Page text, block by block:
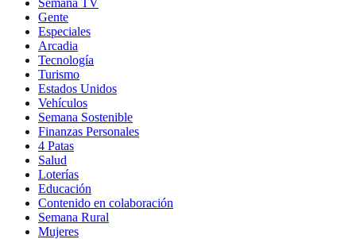
Gente
Especiales
Arcadia
Tecnología
Turismo
Estados Unidos
Vehículos
Semana Sostenible
Finanzas Personales
4 Patas
Salud
Loterías
Educación
Contenido en colaboración
Semana Rural
Mujeres